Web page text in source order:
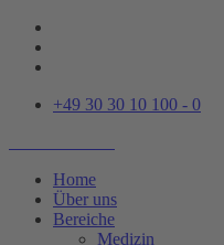
+49 30 30 10 100 - 0
Home
Über uns
Bereiche
Medizin